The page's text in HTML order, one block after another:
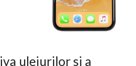
uleiurilor si a